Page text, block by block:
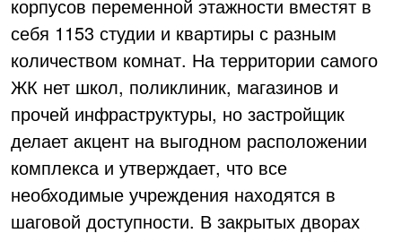
корпусов переменной этажности вместят в
себя 1153 студии и квартиры с разным
количеством комнат. На территории самого
ЖК нет школ, поликлиник, магазинов и
прочей инфраструктуры, но застройщик
делает акцент на выгодном расположении
комплекса и утверждает, что все
необходимые учреждения находятся в
шаговой доступности. В закрытых дворах